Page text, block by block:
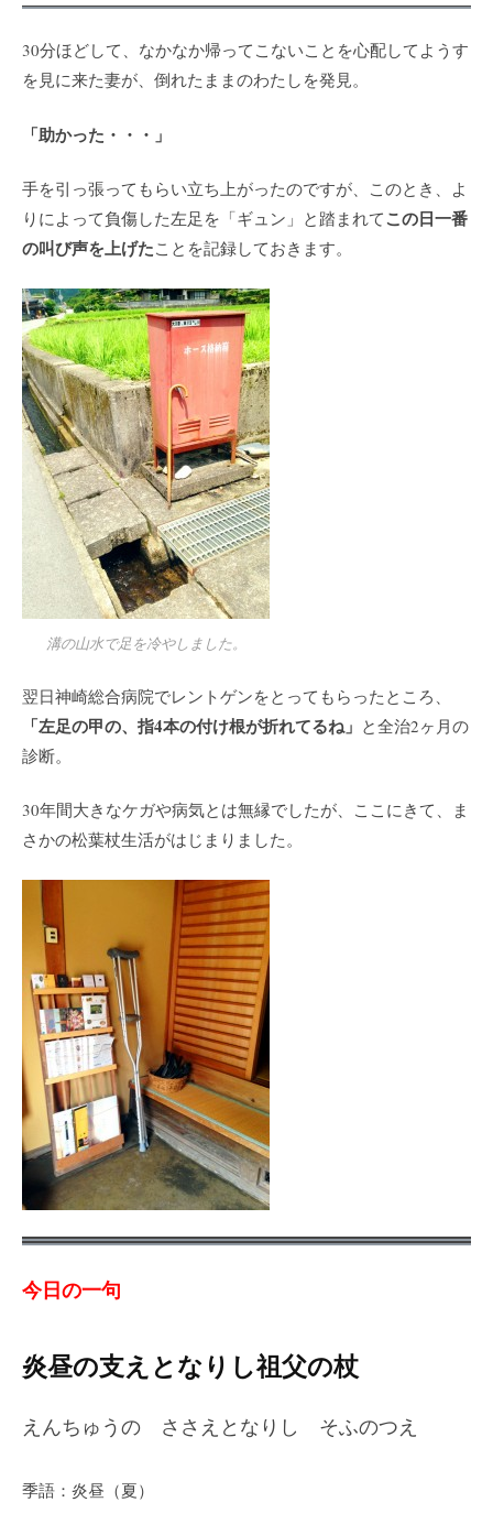
30分ほどして、なかなか帰ってこないことを心配してようす
を見に来た妻が、倒れたままのわたしを発見。
「助かった・・・」
手を引っ張ってもらい立ち上がったのですが、このとき、よ
りによって負傷した左足を「ギュン」と踏まれてこの日一番
の叫び声を上げたことを記録しておきます。
溝の山水で足を冷やしました。
翌日神崎総合病院でレントゲンをとってもらったところ、
「左足の甲の、指4本の付け根が折れてるね」 と全治2ヶ月の
診断。
30年間大きなケガや病気とは無縁でしたが、ここにきて、ま
さかの松葉杖生活がはじまりました。
今日の一句
炎昼の支えとなりし祖父の杖
えんちゅうの ささえとなりし そふのつえ
季語：炎昼（夏）